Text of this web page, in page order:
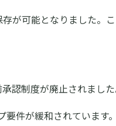
が可能となりました。
認制度が廃止されました
件が緩和されていま